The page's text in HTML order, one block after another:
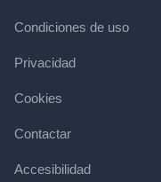
Condiciones de uso
Privacidad
Cookies
Contactar
Accesibilidad